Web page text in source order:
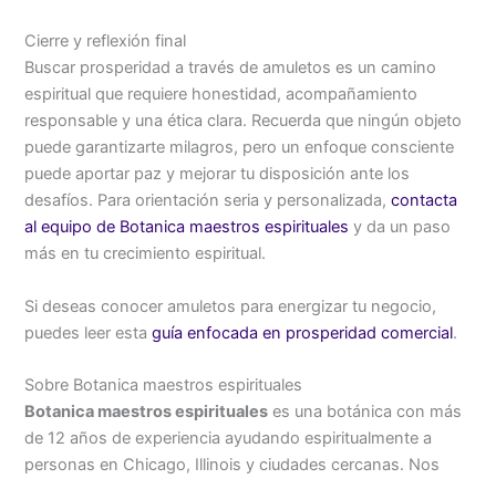
Cierre y reflexión final
Buscar prosperidad a través de amuletos es un camino
espiritual que requiere honestidad, acompañamiento
responsable y una ética clara. Recuerda que ningún objeto
puede garantizarte milagros, pero un enfoque consciente
puede aportar paz y mejorar tu disposición ante los
desafíos. Para orientación seria y personalizada,contacta
al equipo de Botanica maestros espirituales y da un paso
más en tu crecimiento espiritual.
Si deseas conocer amuletos para energizar tu negocio,
puedes leer estaguía enfocada en prosperidad comercial.
Sobre Botanica maestros espirituales
Botanica maestros espirituales es una botánica con más
de 12 años de experiencia ayudando espiritualmente a
personas en Chicago, Illinois y ciudades cercanas. Nos